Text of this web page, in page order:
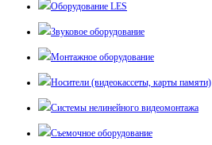
Оборудование LES
Звуковое оборудование
Монтажное оборудование
Носители (видеокассеты, карты памяти)
Системы нелинейного видеомонтажа
Съемочное оборудование